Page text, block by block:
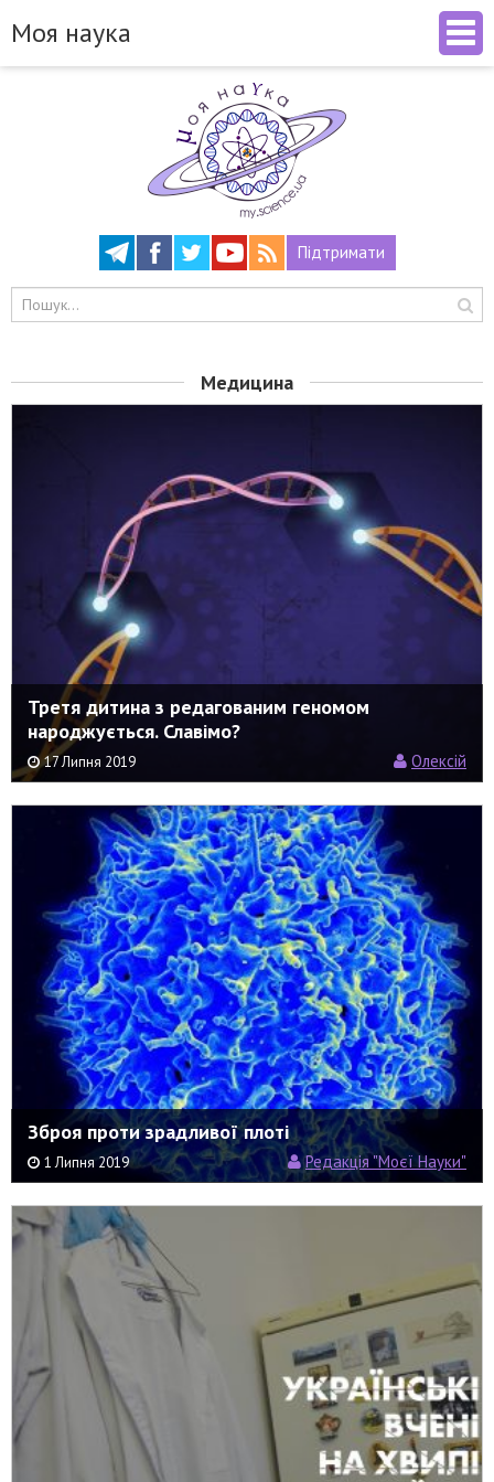
Підтримати
Моя наука
Медицина
Третя дитина з редагованим геномом
народжується. Славімо?
17 Липня 2019 Олексій
Зброя проти зрадливої плоті
1 Липня 2019 Редакція "Моєї Науки"